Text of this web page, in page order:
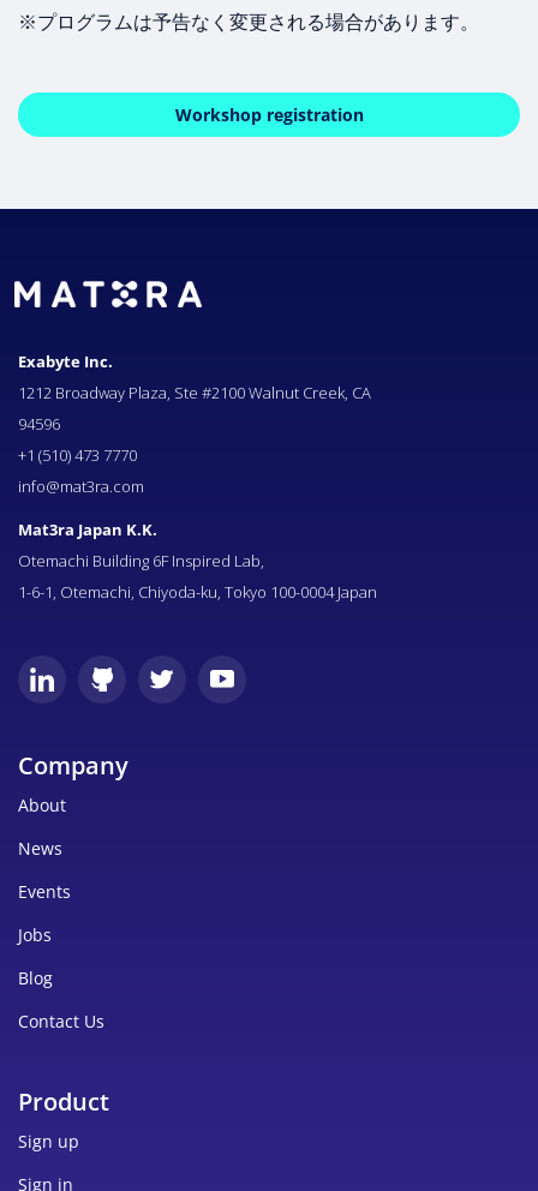
※プログラムは予告なく変更される場合があります。
Workshop registration
Exabyte Inc.
1212 Broadway Plaza, Ste #2100 Walnut Creek, CA
94596
+1 (510) 473 7770
info@mat3ra.com
Mat3ra Japan K.K.
Otemachi Building 6F Inspired Lab,
1-6-1, Otemachi, Chiyoda-ku, Tokyo 100-0004 Japan
Company
About
News
Events
Jobs
Blog
Contact Us
Product
Sign up
Sign in